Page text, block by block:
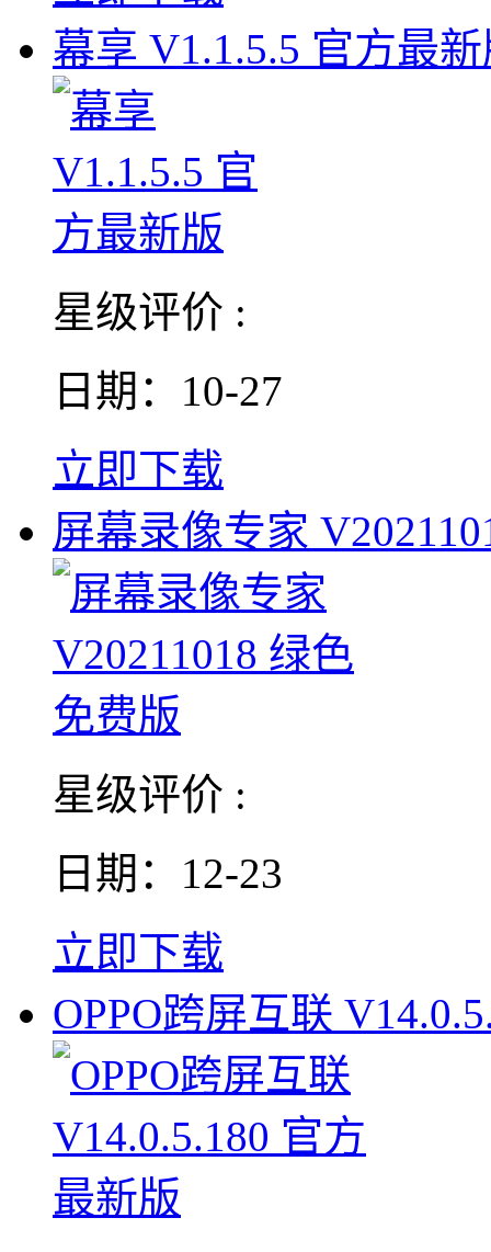
幕享 V1.1.5.5 官方最
星级评价 :
日期：10-27
立即下载
屏幕录像专家
星级评价 :
日期：12-23
立即下载
OPPO跨屏互联